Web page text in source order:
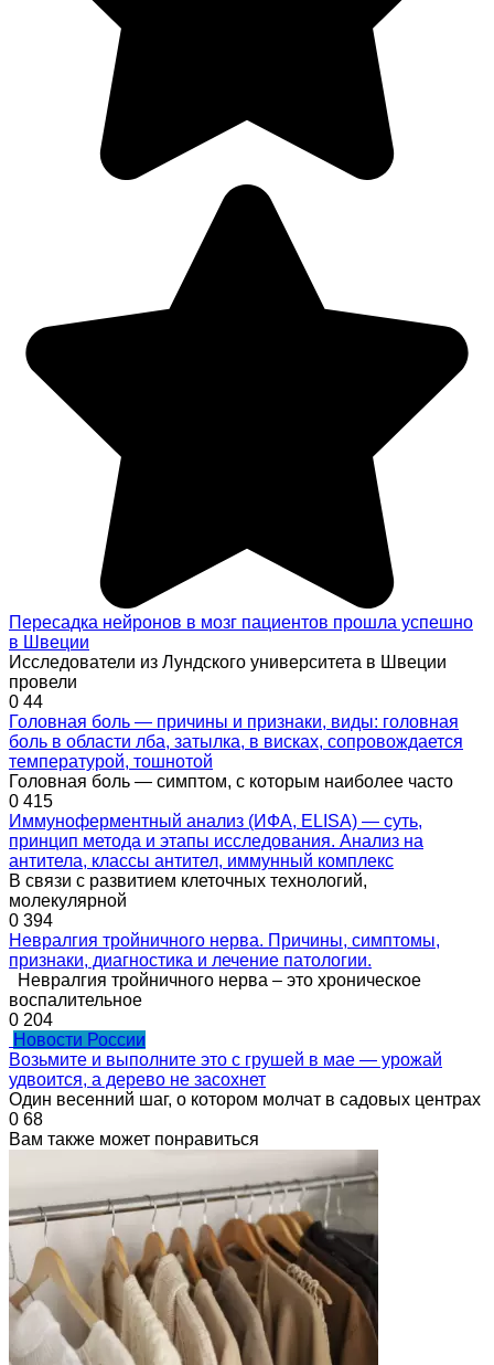
Пересадка нейронов в мозг пациентов прошла успешно
в Швеции
Исследователи из Лундского университета в Швеции
провели
0 44
Головная боль — причины и признаки, виды: головная
боль в области лба, затылка, в висках, сопровождается
температурой, тошнотой
Головная боль — симптом, с которым наиболее часто
0 415
Иммуноферментный анализ (ИФА, ELISA) — суть,
принцип метода и этапы исследования. Анализ на
антитела, классы антител, иммунный комплекс
В связи с развитием клеточных технологий,
молекулярной
0 394
Невралгия тройничного нерва. Причины, симптомы,
признаки, диагностика и лечение патологии.
Невралгия тройничного нерва – это хроническое
воспалительное
0 204
Новости России
Возьмите и выполните это с грушей в мае — урожай
удвоится, а дерево не засохнет
Один весенний шаг, о котором молчат в садовых центрах
0 68
Вам также может понравиться